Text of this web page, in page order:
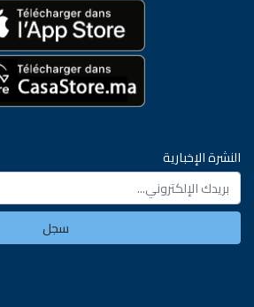
النشرة الإخبارية
سجل